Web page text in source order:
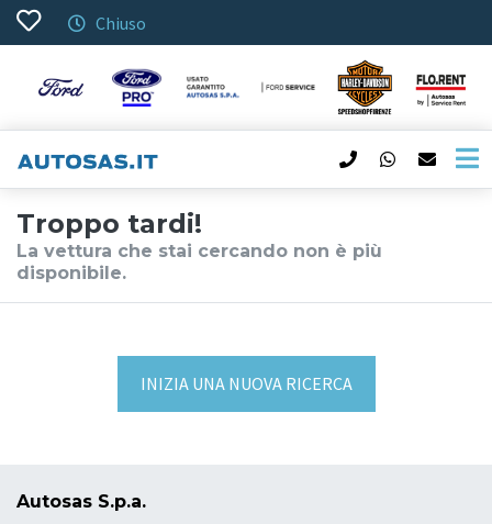
Chiuso
Troppo tardi!
La vettura che stai cercando non è più
disponibile.
INIZIA UNA NUOVA RICERCA
Autosas S.p.a.